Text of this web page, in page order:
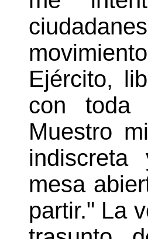
Ejército,
con toda
Muestro
indiscreta
mesa
partir." La